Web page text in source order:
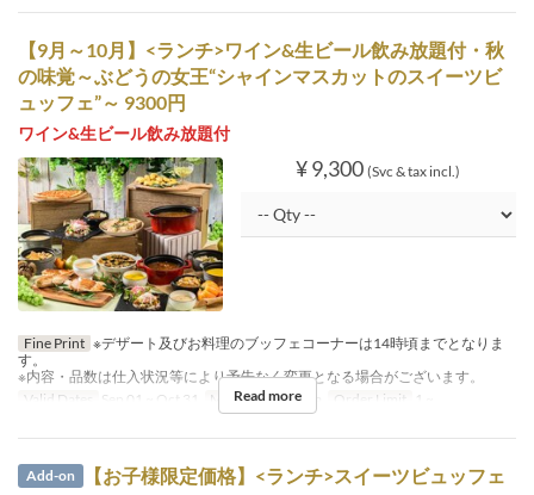
【9月～10月】<ランチ>ワイン&生ビール飲み放題付・秋
の味覚～ぶどうの⼥王“シャインマスカットのスイーツビ
ュッフェ”～ 9300円
ワイン&生ビール飲み放題付
¥ 9,300 (Svc & tax incl.)
Fine Print ※デザート及びお料理のブッフェコーナーは14時頃までとなりま
す。
※内容・品数は仕入状況等により予告なく変更となる場合がございます。
Valid Dates
Sep 01 ~ Oct 31 Meals Lunch, Tea Order Limit 1 ~
Read more
Add-on 【お子様限定価格】<ランチ>スイーツビュッフェ